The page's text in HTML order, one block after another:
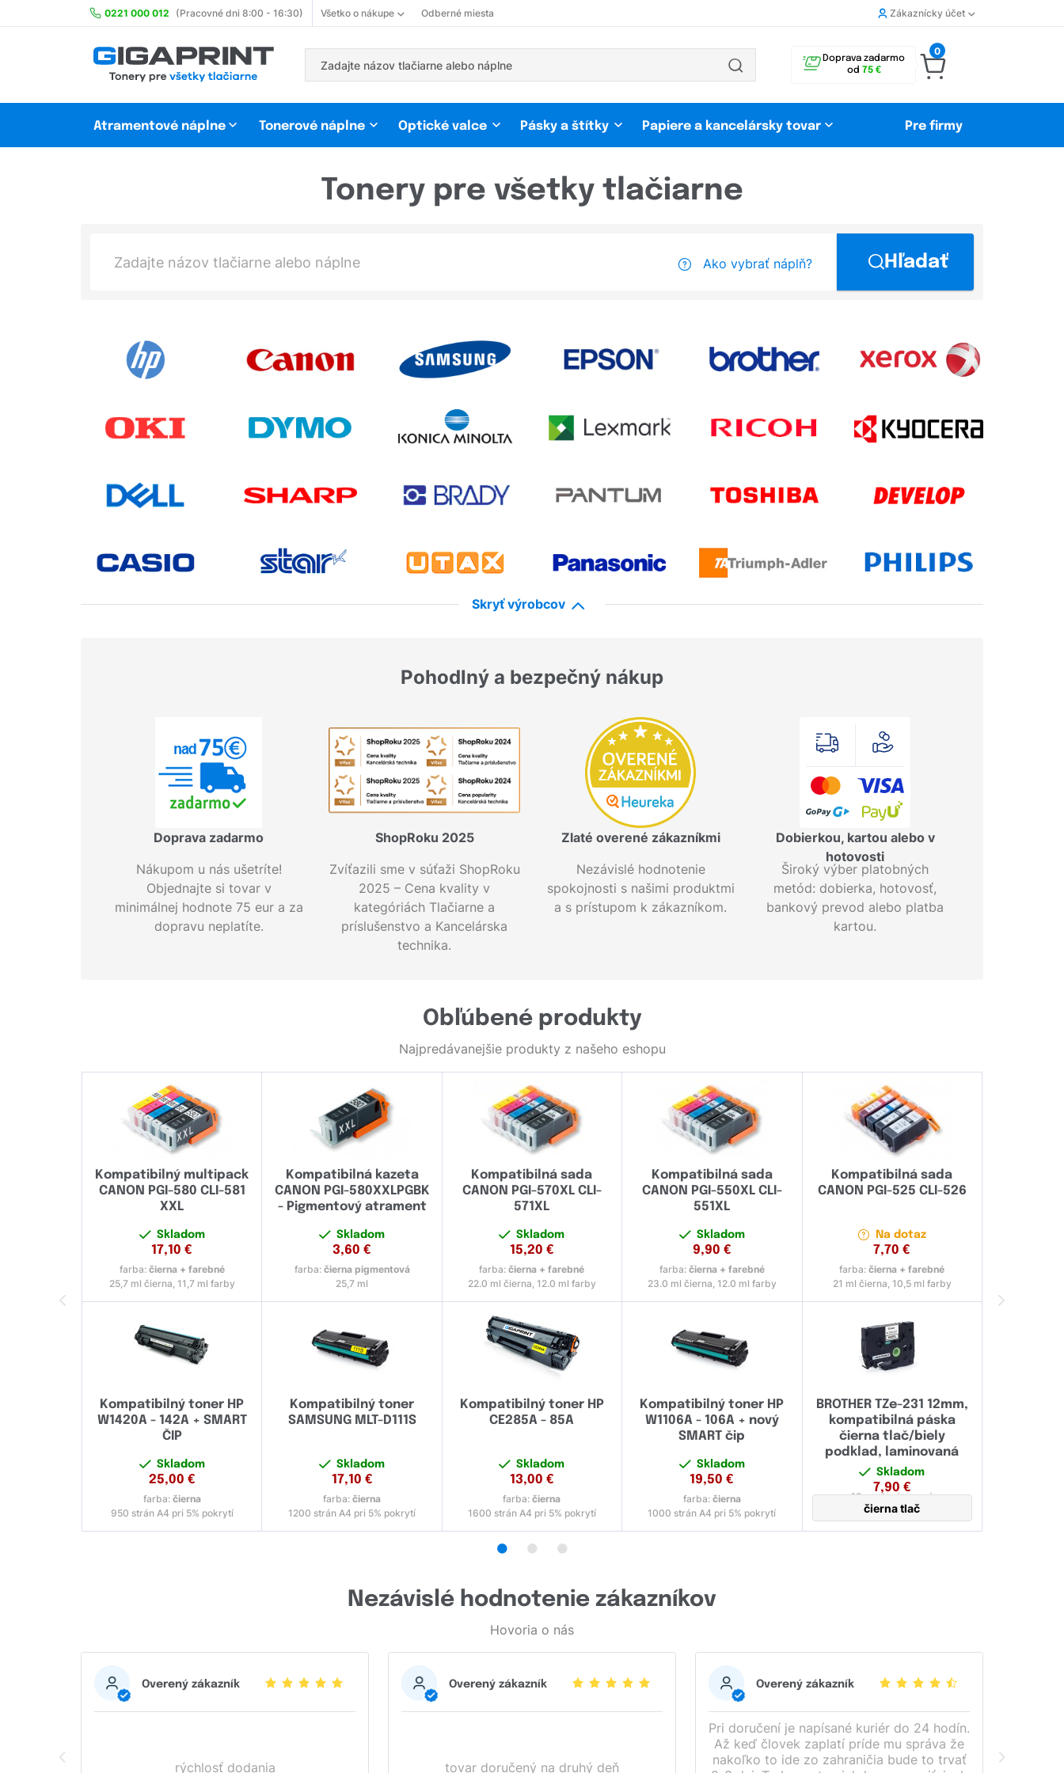
0221 000 012 (Pracovné dni 8:00 - 16:30) Všetko o nákupe Odberné miesta Zákaznícky účet
Doprava zadarmo
od 75 €
0
Atramentové náplne Tonerové náplne Optické valce Pásky a štítky Papiere a kancelársky tovar Pre firmy
Tonery pre všetky tlačiarne
Ako vybrať náplň? Hľadať
Skryť výrobcov
Pohodlný a bezpečný nákup
Doprava zadarmo
Nákupom u nás ušetríte!
Objednajte si tovar v
minimálnej hodnote 75 eur a za
dopravu neplatíte.
ShopRoku 2025
Zvíťazili sme v súťaži ShopRoku
2025 – Cena kvality v
kategóriách Tlačiarne a
príslušenstvo a Kancelárska
technika.
Zlaté overené zákazníkmi
Nezávislé hodnotenie
spokojnosti s našimi produktmi
a s prístupom k zákazníkom.
Dobierkou, kartou alebo v
hotovosti
Široký výber platobných
metód: dobierka, hotovosť,
bankový prevod alebo platba
kartou.
Obľúbené produkty
Najpredávanejšie produkty z našeho eshopu
Kompatibilný multipack
CANON PGI-580 CLI-581
XXL
Skladom
17,10 €
farba: čierna + farebné
25,7 ml čierna, 11,7 ml farby
Kompatibilná kazeta
CANON PGI-580XXLPGBK
- Pigmentový atrament
Skladom
3,60 €
farba: čierna pigmentová
25,7 ml
Kompatibilná sada
CANON PGI-570XL CLI-
571XL
Skladom
15,20 €
farba:čierna + farebné
22.0 ml čierna, 12.0 ml farby
Kompatibilná sada
CANON PGI-550XL CLI-
551XL
Skladom
9,90 €
farba: čierna + farebné
23.0 ml čierna, 12.0 ml farby
Kompatibilná sada
CANON PGI-525 CLI-526
Na dotaz
7,70 €
farba:čierna + farebné
21 ml čierna, 10,5 ml farby
Kompatibilný toner HP
W1420A - 142A + SMART
ČIP
Skladom
25,00 €
farba: čierna
950 strán A4 pri 5% pokrytí
Kompatibilný toner
SAMSUNG MLT-D111S
Skladom
17,10 €
farba:čierna
1200 strán A4 pri 5% pokrytí
Kompatibilný toner HP
CE285A - 85A
Skladom
13,00 €
farba:čierna
1600 strán A4 pri 5% pokrytí
Kompatibilný toner HP
W1106A - 106A + nový
SMART čip
Skladom
19,50 €
farba: čierna
1000 strán A4 pri 5% pokrytí
BROTHER TZe-231 12mm,
kompatibilná páska
čierna tlač/biely
podklad, laminovaná
Skladom
7,90 €
12 mmlaminovaná
čierna tlač
• • •
Nezávislé hodnotenie zákazníkov
Hovoria o nás
Overený zákazník
rýchlosť dodania
Overený zákazník
tovar doručený na druhý deň
Overený zákazník
Pri doručení je napísané kuriér do 24 hodín.
Až keď človek zaplatí príde mu správa že
nakoľko to ide zo zahraničia bude to trvať